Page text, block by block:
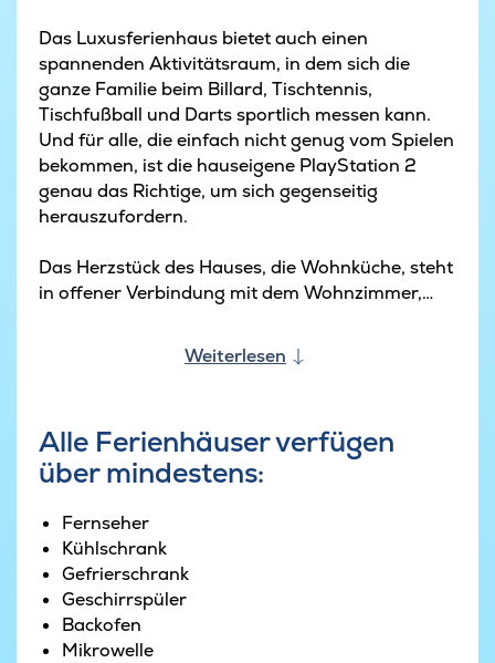
Das Luxusferienhaus bietet auch einen
spannenden Aktivitätsraum, in dem sich die
ganze Familie beim Billard, Tischtennis,
Tischfußball und Darts sportlich messen kann.
Und für alle, die einfach nicht genug vom Spielen
bekommen, ist die hauseigene PlayStation 2
genau das Richtige, um sich gegenseitig
herauszufordern.
Das Herzstück des Hauses, die Wohnküche, steht
in offener Verbindung mit dem Wohnzimmer,
Möbeln gemütlich eingerichtet ist.
genügend Platz für alle, die bei der
Essenszubereitung zuschauen möchten.
Dieses Luxusferienhaus ist ideal für mehrere
Familien, da es drei Schlafbereiche mit
separaten Bädern hat.
Weiterlesen
Alle Ferienhäuser verfügen
über mindestens:
Fernseher
Kühlschrank
Gefrierschrank
Geschirrspüler
Backofen
Mikrowelle